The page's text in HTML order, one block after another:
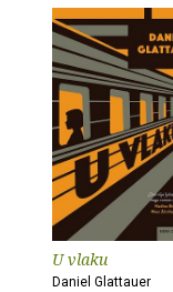
U vlaku
Daniel Glattauer